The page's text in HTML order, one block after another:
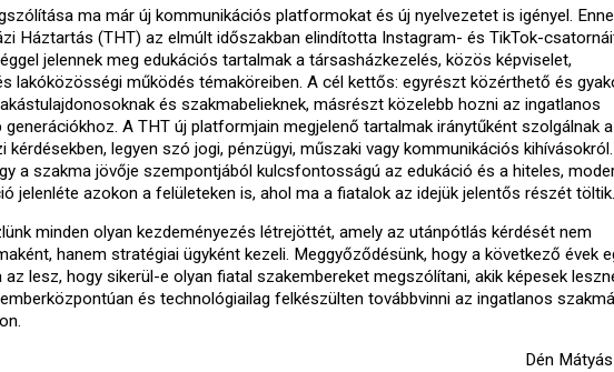
ma már új kommunikációs platformokat és új nyelvezetet is igényel.
Háztartás (THT) az elmúlt időszakban elindította Instagram- és TikTok-
jelennek meg edukációs tartalmak a társasházkezelés, közös képviselet,
lakóközösségi működés témaköreiben. A cél kettős: egyrészt közérthető és
és szakmabelieknek, másrészt közelebb hozni az ingatlanos
A THT új platformjain megjelenő tartalmak iránytűként szolgálnak a
kérdésekben, legyen szó jogi, pénzügyi, műszaki vagy kommunikációs kihívásokról.
a szakma jövője szempontjából kulcsfontosságú az edukáció és a hiteles,
jelenléte azokon a felületeken is, ahol ma a fiatalok az idejük jelentős részét töltik.
minden olyan kezdeményezés létrejöttét, amely az utánpótlás kérdését nem
hanem stratégiai ügyként kezeli. Meggyőződésünk, hogy a következő évek
lesz, hogy sikerül-e olyan fiatal szakembereket megszólítani, akik képesek
és technológiailag felkészülten továbbvinni az ingatlanos
Dén